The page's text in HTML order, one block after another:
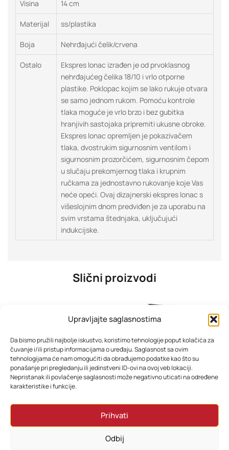
Upravljajte saglasnostima
Da bismo pružili najbolje iskustvo, koristimo tehnologije poput kolačića za
čuvanje i/ili pristup informacijama o uređaju. Saglasnost sa ovim
tehnologijama će nam omogućiti da obrađujemo podatke kao što su
ponašanje pri pregledanju ili jedinstveni ID-ovi na ovoj veb lokaciji.
Nepristanak ili povlačenje saglasnosti može negativno uticati na određene
karakteristike i funkcije.
Prihvati
Odbij
Visina 14 cm
Materijal ss/plastika
Boja Nehrđajući čelik/crvena
Ostalo
Ekspres lonac izrađen je od prvoklasnog
nehrđajućeg čelika 18/10 i vrlo otporne
plastike. Poklopac kojim se lako rukuje otvara
se samo jednom rukom. Pomoću kontrole
tlaka moguće je vrlo brzo i bez gubitka
hranjivih sastojaka pripremiti ukusne obroke.
Ekspres lonac opremljen je pokazivačem
tlaka, dvostrukim sigurnosnim ventilom i
sigurnosnim prozorčićem, sigurnosnim čepom
u slučaju prekomjernog tlaka i krupnim
ručkama za jednostavno rukovanje koje Vas
neće opeći. Ovaj dizajnerski ekspres lonac s
višeslojnim dnom predviđen je za uporabu na
svim vrstama štednjaka, uključujući
indukcijske.
Slični proizvodi